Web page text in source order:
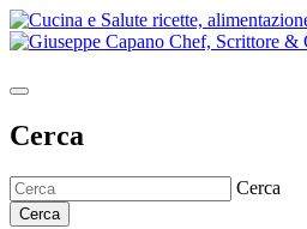
Cerca
Cerca
Cerca